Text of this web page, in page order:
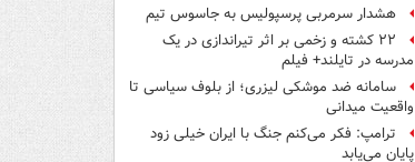
هشدار سرمربی پرسپولیس به جاسوس تیم
۲۲ کشته و زخمی بر اثر تیراندازی در یک
مدرسه در تایلند+ فیلم
سامانه ضد موشکی لیزری؛ از بلوف سیاسی تا
واقعیت میدانی
ترامپ: فکر می‌کنم جنگ با ایران خیلی زود
پایان می‌یابد